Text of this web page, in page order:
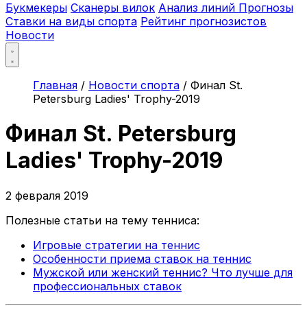
Букмекеры Сканеры вилок Анализ линий Прогнозы
Ставки на виды спорта Рейтинг прогнозистов
Новости
Главная / Новости спорта / Финал St.
Petersburg Ladies' Trophy-2019
Финал St. Petersburg
Ladies' Trophy-2019
2 февраля 2019
Полезные статьи на тему тенниса:
Игровые стратегии на теннис
Особенности приема ставок на теннис
Мужской или женский теннис? Что лучше для
профессиональных ставок